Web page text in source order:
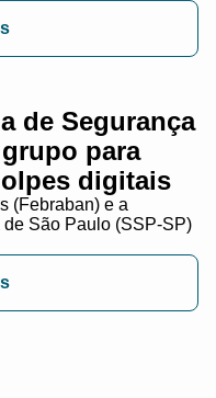
de Segurança
para
digitais
(Febraban) e a
São Paulo (SSP-SP)